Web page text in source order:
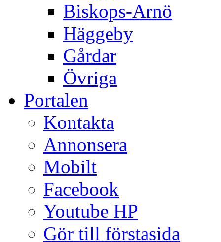
Biskops-Arnö
Häggeby
Gårdar
Övriga
Portalen
Kontakta
Annonsera
Mobilt
Facebook
Youtube HP
Gör till förstasida